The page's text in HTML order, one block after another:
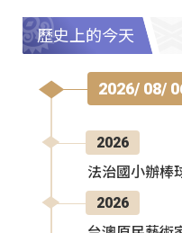
歷史上的今天
2026/ 08/
2026
法治國小辦棒
2026